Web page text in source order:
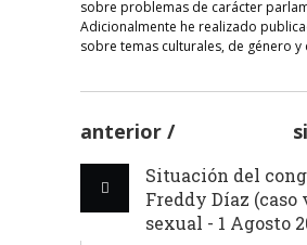
sobre problemas de carácter
Adicionalmente he realizado
sobre temas culturales, de género y
anterior
Situación del
Freddy Díaz
sexual - 1 Agosto